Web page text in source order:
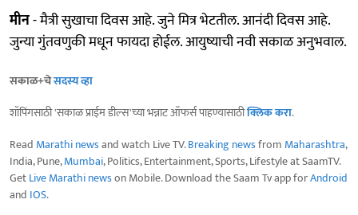
मीन- मैत्री सुखाचा दिवस आहे. जुने मित्र भेटतील. आनंदी दिवस आहे.
जुन्या गुंतवणुकी मधून फायदा होईल. आयुष्याची नवी सकाळ अनुभवाल.
सकाळ+चेसदस्य व्हा
शॉपिंगसाठी 'सकाळ प्राईम डील्स'च्या भन्नाट ऑफर्स पाहण्यासाठीक्लिक करा.
Read Marathi newsand watch Live TV.Breaking newsfrom Maharashtra,
India, Pune,Mumbai, Politics, Entertainment, Sports, Lifestyle at SaamTV.
GetLive Marathi newson Mobile. Download the Saam Tv app forAndroid
and IOS.